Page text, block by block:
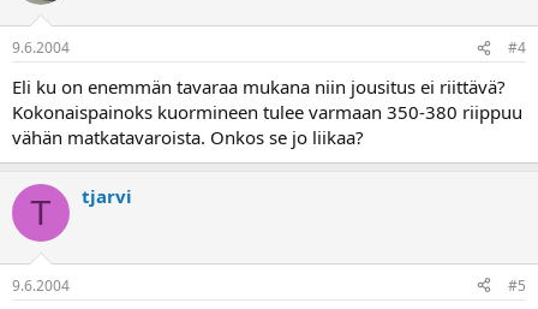
9.6.2004 #4
Eli ku on enemmän tavaraa mukana niin jousitus ei riittävä?
Kokonaispainoks kuormineen tulee varmaan 350-380 riippuu
vähän matkatavaroista. Onkos se jo liikaa?
T tjarvi
9.6.2004 #5